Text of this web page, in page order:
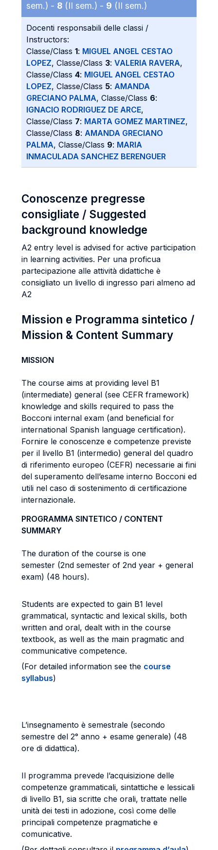
sem.) - 8 (II sem.) - 9 (II sem.)
Docenti responsabili delle classi /
Instructors:
Classe/Class 1: MIGUEL ANGEL CESTAO
LOPEZ, Classe/Class 3: VALERIA RAVERA,
Classe/Class 4: MIGUEL ANGEL CESTAO
LOPEZ, Classe/Class 5: AMANDA
GRECIANO PALMA, Classe/Class 6:
IGNACIO RODRIGUEZ DE ARCE,
Classe/Class 7: MARTA GOMEZ MARTINEZ,
Classe/Class 8: AMANDA GRECIANO
PALMA, Classe/Class 9: MARIA
INMACULADA SANCHEZ BERENGUER
Conoscenze pregresse
consigliate / Suggested
background knowledge
A2 entry level is advised for active participation
in learning activities. Per una proficua
partecipazione alle attività didattiche è
consigliato un livello di ingresso pari almeno ad
A2
Mission e Programma sintetico /
Mission & Content Summary
MISSION
The course aims at providing level B1
(intermediate) general (see CEFR framework)
knowledge and skills required to pass the
Bocconi internal exam (and beneficial for
international Spanish language certification).
Fornire le conoscenze e competenze previste
per il livello B1 (intermedio) general del quadro
di riferimento europeo (CEFR) necessarie ai fini
del superamento dell’esame interno Bocconi ed
utili nel caso di sostenimento di certificazione
internazionale.
PROGRAMMA SINTETICO / CONTENT
SUMMARY
The duration of the course is one
semester (2nd semester of 2nd year + general
exam) (48 hours).
Students are expected to gain B1 level
grammatical, syntactic and lexical skills, both
written and oral, dealt with in the course
textbook, as well as the main pragmatic and
communicative competence.
(For detailed information see the course
syllabus)
L’insegnamento è semestrale (secondo
semestre del 2° anno + esame generale) (48
ore di didattica).
Il programma prevede l’acquisizione delle
competenze grammaticali, sintattiche e lessicali
di livello B1, sia scritte che orali, trattate nelle
unità dei testi in adozione, così come delle
principali competenze pragmatiche e
comunicative.